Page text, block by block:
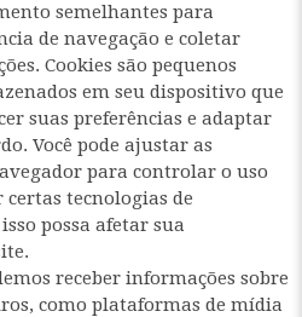
semelhantes para
de navegação e coletar
Cookies são pequenos
em seu dispositivo que
suas preferências e adaptar
Você pode ajustar as
para controlar o uso
tecnologias de
possa afetar sua
receber informações sobre
como plataformas de mídia